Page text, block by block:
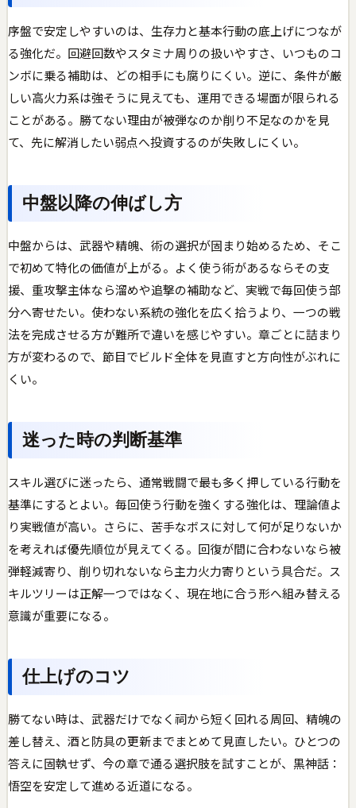
序盤で安定しやすいのは、生存力と基本行動の底上げにつなが
る強化だ。回避回数やスタミナ周りの扱いやすさ、いつものコ
ンボに乗る補助は、どの相手にも腐りにくい。逆に、条件が厳
しい高火力系は強そうに見えても、運用できる場面が限られる
ことがある。勝てない理由が被弾なのか削り不足なのかを見
て、先に解消したい弱点へ投資するのが失敗しにくい。
中盤以降の伸ばし方
中盤からは、武器や精魄、術の選択が固まり始めるため、そこ
で初めて特化の価値が上がる。よく使う術があるならその支
援、重攻撃主体なら溜めや追撃の補助など、実戦で毎回使う部
分へ寄せたい。使わない系統の強化を広く拾うより、一つの戦
法を完成させる方が難所で違いを感じやすい。章ごとに詰まり
方が変わるので、節目でビルド全体を見直すと方向性がぶれに
くい。
迷った時の判断基準
スキル選びに迷ったら、通常戦闘で最も多く押している行動を
基準にするとよい。毎回使う行動を強くする強化は、理論値よ
り実戦値が高い。さらに、苦手なボスに対して何が足りないか
を考えれば優先順位が見えてくる。回復が間に合わないなら被
弾軽減寄り、削り切れないなら主力火力寄りという具合だ。ス
キルツリーは正解一つではなく、現在地に合う形へ組み替える
意識が重要になる。
仕上げのコツ
勝てない時は、武器だけでなく祠から短く回れる周回、精魄の
差し替え、酒と防具の更新までまとめて見直したい。ひとつの
答えに固執せず、今の章で通る選択肢を試すことが、黒神話：
悟空を安定して進める近道になる。